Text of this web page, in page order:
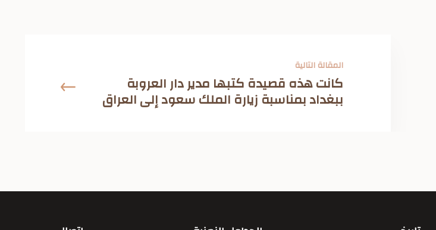
المقالة التالية
كانت هذه قصيدة كتبها مدير دار العروبة
ببغداد بمناسبة زيارة الملك سعود إلى العراق